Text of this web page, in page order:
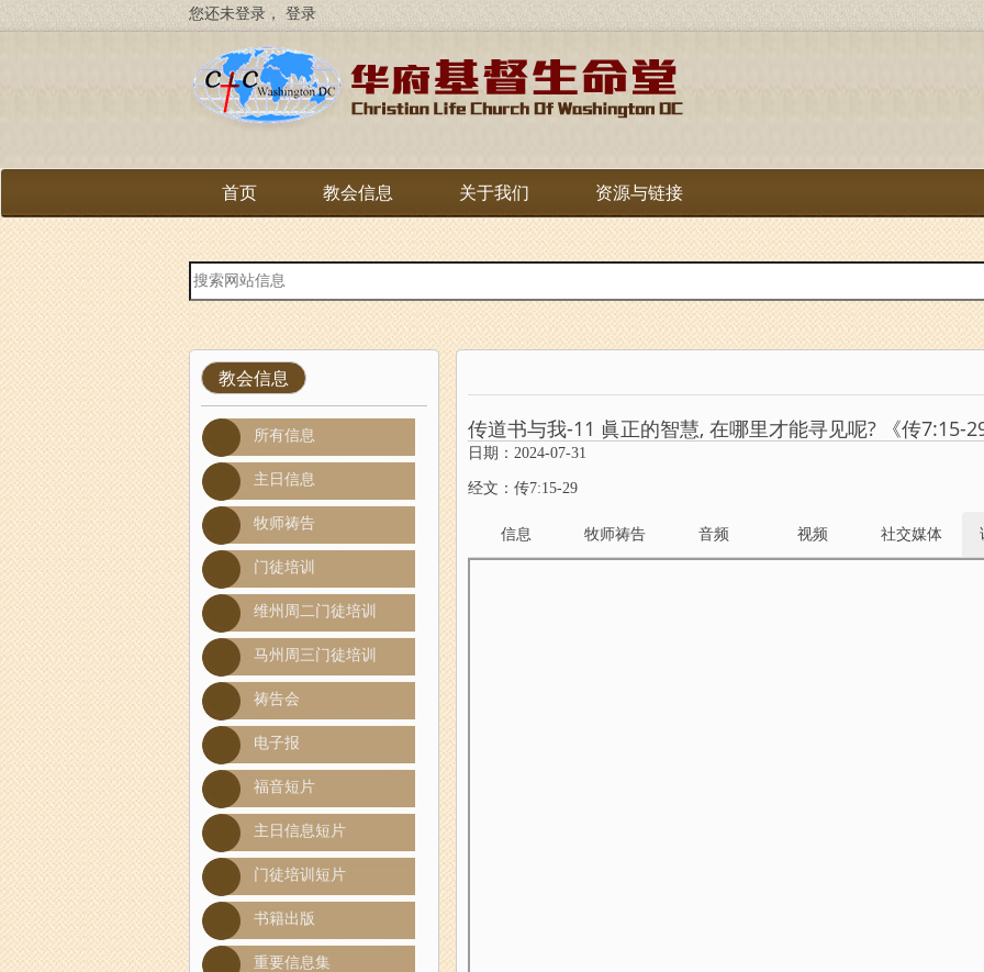
转
您还未登录， 登录
首页 教会信息 关于我们 资源与链接
站
内
搜
索
教会信息
所有信息
主日信息
牧师祷告
门徒培训
维州周二门徒培训
马州周三门徒培训
祷告会
电子报
福音短片
主日信息短片
门徒培训短片
书籍出版
重要信息集
传道书与我-11 眞正的智慧, 在哪里才能寻见呢? 《传7:15-
日期：2024-07-31
经文：传7:15-29
信息 牧师祷告 音频 视频 社交媒体